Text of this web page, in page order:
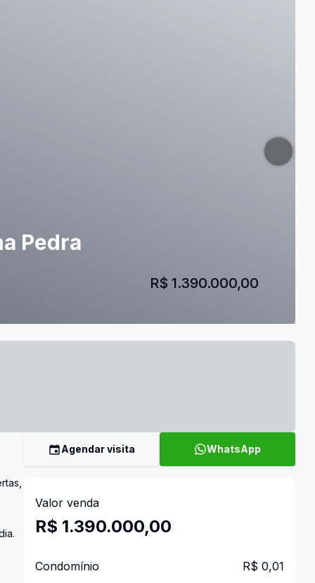
Pedra
R$ 1.390.000,00
Agendar visita WhatsApp
Valor venda
R$ 1.390.000,00
Condomínio R$ 0,01